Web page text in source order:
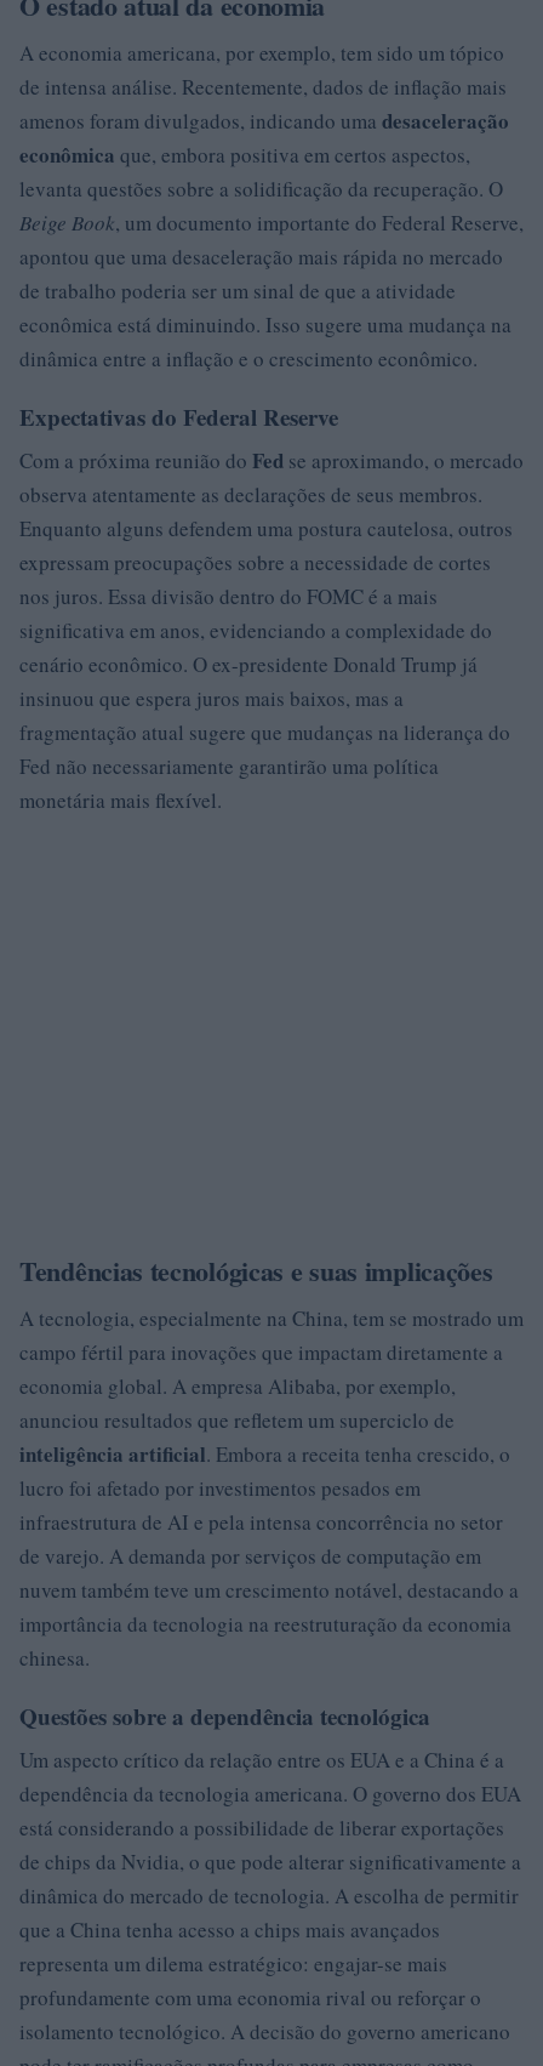
A economia americana, por exemplo, tem sido um tópico
de intensa análise. Recentemente, dados de inflação mais
amenos foram divulgados, indicando uma desaceleração
econômica que, embora positiva em certos aspectos,
levanta questões sobre a solidificação da recuperação. O
Beige Book, um documento importante do Federal Reserve,
apontou que uma desaceleração mais rápida no mercado
de trabalho poderia ser um sinal de que a atividade
econômica está diminuindo. Isso sugere uma mudança na
dinâmica entre a inflação e o crescimento econômico.
Expectativas do Federal Reserve
Com a próxima reunião do Fed se aproximando, o mercado
observa atentamente as declarações de seus membros.
Enquanto alguns defendem uma postura cautelosa, outros
expressam preocupações sobre a necessidade de cortes
nos juros. Essa divisão dentro do FOMC é a mais
significativa em anos, evidenciando a complexidade do
cenário econômico. O ex-presidente Donald Trump já
insinuou que espera juros mais baixos, mas a
fragmentação atual sugere que mudanças na liderança do
Fed não necessariamente garantirão uma política
monetária mais flexível.
Tendências tecnológicas e suas implicações
A tecnologia, especialmente na China, tem se mostrado um
campo fértil para inovações que impactam diretamente a
economia global. A empresa Alibaba, por exemplo,
anunciou resultados que refletem um superciclo de
inteligência artificial. Embora a receita tenha crescido, o
lucro foi afetado por investimentos pesados em
infraestrutura de AI e pela intensa concorrência no setor
de varejo. A demanda por serviços de computação em
nuvem também teve um crescimento notável, destacando a
importância da tecnologia na reestruturação da economia
chinesa.
Questões sobre a dependência tecnológica
Um aspecto crítico da relação entre os EUA e a China é a
dependência da tecnologia americana. O governo dos EUA
está considerando a possibilidade de liberar exportações
de chips da Nvidia, o que pode alterar significativamente a
dinâmica do mercado de tecnologia. A escolha de permitir
que a China tenha acesso a chips mais avançados
representa um dilema estratégico: engajar-se mais
profundamente com uma economia rival ou reforçar o
isolamento tecnológico. A decisão do governo americano